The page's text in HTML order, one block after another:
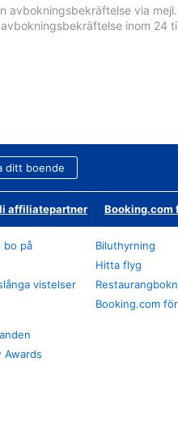
avbokningsbekräftelse via
inom
ditt boende
affiliatepartner Booking.com
bo på
vistelser
Awards
Biluthyrning
Hitta flyg
Booking.com